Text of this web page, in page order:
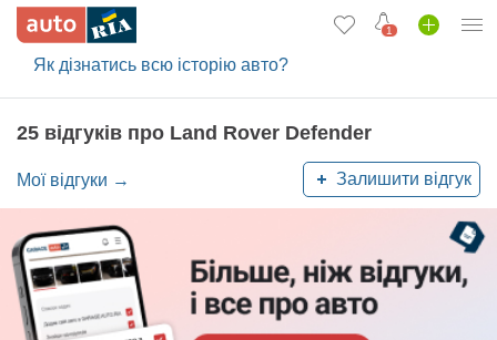
1
Увійти в кабінет
Відгуки про авто
Все для авто
Завантажити додаток
Як дізнатись всю історію авто?
25 відгуків про Land Rover Defender
Мої відгуки → Залишити відгук